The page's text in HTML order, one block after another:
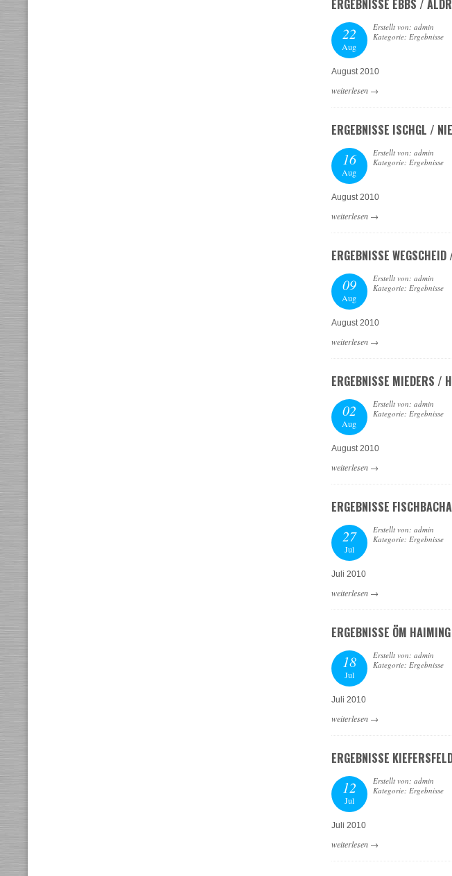
ERGEBNISSE EBBS /
22
Aug
Erstellt von: admin
Kategorie: Ergebnisse
August 2010
weiterlesen→
ERGEBNISSE ISCHGL /
16
Aug
Erstellt von: admin
Kategorie: Ergebnisse
August 2010
weiterlesen→
ERGEBNISSE
09
Aug
Erstellt von: admin
Kategorie: Ergebnisse
August 2010
weiterlesen→
ERGEBNISSE MIEDERS /
02
Aug
Erstellt von: admin
Kategorie: Ergebnisse
August 2010
weiterlesen→
ERGEBNISSE
27
Jul
Erstellt von: admin
Kategorie: Ergebnisse
Juli 2010
weiterlesen→
ERGEBNISSE ÖM HAIMING
18
Jul
Erstellt von: admin
Kategorie: Ergebnisse
Juli 2010
weiterlesen→
ERGEBNISSE
12
Jul
Erstellt von: admin
Kategorie: Ergebnisse
Juli 2010
weiterlesen→